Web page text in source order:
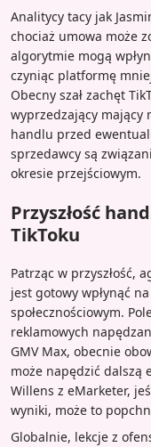
Analitycy tacy jak
chociaż umowa może
algorytmie mogą
czyniąc platformę
Obecny szał zachęt
wyprzedzający
handlu przed
sprzedawcy są
okresie przejściowym.
Przyszłość
TikToku
Patrząc w przyszłość,
jest gotowy wpłynąć
społecznościowym.
reklamowych
GMV Max, obecnie
może napędzić dalszą
Willens z eMarketer,
wyniki, może to
Globalnie, lekcje z